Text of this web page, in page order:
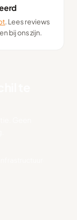
. Lees reviews
bij ons zijn.